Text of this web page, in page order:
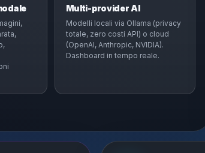
Multi-provider AI
Modelli locali via Ollama (privacy
totale, zero costi API) o cloud
(OpenAI, Anthropic, NVIDIA).
Dashboard in tempo reale.